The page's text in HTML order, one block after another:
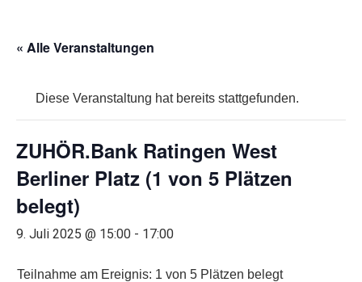
« Alle Veranstaltungen
Diese Veranstaltung hat bereits stattgefunden.
ZUHÖR.Bank Ratingen West
Berliner Platz (1 von 5 Plätzen
belegt)
9. Juli 2025 @ 15:00 - 17:00
Teilnahme am Ereignis: 1 von 5 Plätzen belegt